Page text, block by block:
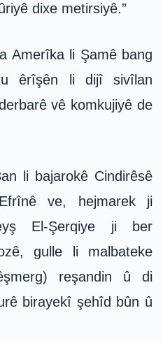
dixe metirsiyê.”
Amerîka li Şamê bang
êrîşên li dijî sivîlan
vê komkujiyê de
li bajarokê Cindirêsê
ve, hejmarek ji
El-Şerqiye ji ber
gulle li malbateke
reşandin û di
birayekî şehîd bûn û